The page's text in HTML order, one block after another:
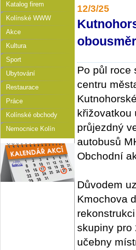
Katalog firem
Kolínské WWW
Akce
Kultura
Sport
Ubytování
Restaurace
Práce
Kolínské obchody
Nemocnice Kolín
12/3/25
Po půl roce
centru
křižovatkou
průjezdný
autobusů
Obchodní
Důvodem
Kmochova
skupiny pro
učebny